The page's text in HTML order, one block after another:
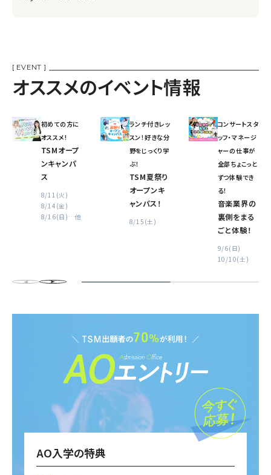
[ EVENT ]
オススメのイベント情報
初めての方に
オススメ!
TSMオープ
ンキャンパ
ス
8/11(火)
8/14(金)
8/16(日) …他
ランチ付きレッ
スン！好きな分
野をじっくり学
ぶ！
TSM夏祭り
オープンキ
ャンパス！
8/15(土)
コンサートスタ
ッフ・マネージ
ャーの仕事が
全部ちょこっと
ずつ体験でき
る！
音楽業界の
裏側をまる
ごと体験！
9/6(日)
10/10(土)
AO入学の特典